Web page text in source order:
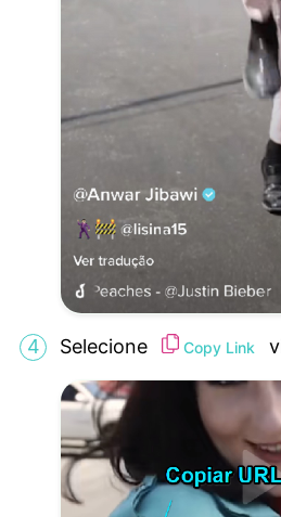
Selecione Copy Link